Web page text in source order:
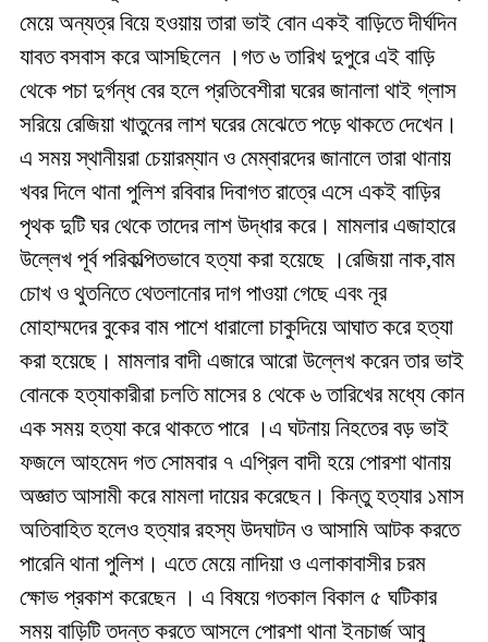
মেয়ে অন্যত্র বিয়ে হওয়ায় তারা ভাই বোন একই বাড়িতে দীর্ঘদিন
যাবত বসবাস করে আসছিলেন ।গত ৬ তারিখ দুপুরে এই বাড়ি
থেকে পচা দুর্গন্ধ বের হলে প্রতিবেশীরা ঘরের জানালা থাই গ্লাস
সরিয়ে রেজিয়া খাতুনের লাশ ঘরের মেঝেতে পড়ে থাকতে দেখেন।
এ সময় স্থানীয়রা চেয়ারম্যান ও মেম্বারদের জানালে তারা থানায়
খবর দিলে থানা পুলিশ রবিবার দিবাগত রাত্রে এসে একই বাড়ির
পৃথক দুটি ঘর থেকে তাদের লাশ উদ্ধার করে। মামলার এজাহারে
উল্লেখ পূর্ব পরিকল্পিতভাবে হত্যা করা হয়েছে ।রেজিয়া নাক,বাম
চোখ ও থুতনিতে থেতলানোর দাগ পাওয়া গেছে এবং নূর
মোহাম্মদের বুকের বাম পাশে ধারালো চাকুদিয়ে আঘাত করে হত্যা
করা হয়েছে। মামলার বাদী এজারে আরো উল্লেখ করেন তার ভাই
বোনকে হত্যাকারীরা চলতি মাসের ৪ থেকে ৬ তারিখের মধ্যে কোন
এক সময় হত্যা করে থাকতে পারে ।এ ঘটনায় নিহতের বড় ভাই
ফজলে আহমেদ গত সোমবার ৭ এপ্রিল বাদী হয়ে পোরশা থানায়
অজ্ঞাত আসামী করে মামলা দায়ের করেছেন। কিন্তু হত্যার ১মাস
অতিবাহিত হলেও হত্যার রহস্য উদঘাটন ও আসামি আটক করতে
পারেনি থানা পুলিশ। এতে মেয়ে নাদিয়া ও এলাকাবাসীর চরম
ক্ষোভ প্রকাশ করেছেন । এ বিষয়ে গতকাল বিকাল ৫ ঘটিকার
সময় বাড়িটি তদন্ত করতে আসলে পোরশা থানা ইনচার্জ আবু